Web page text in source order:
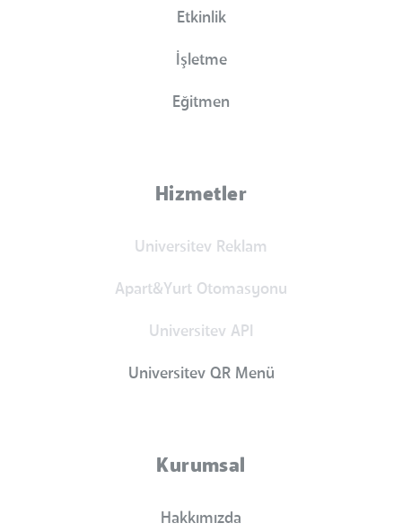
Etkinlik
İşletme
Eğitmen
Hizmetler
Universitev Reklam
Apart&Yurt Otomasyonu
Universitev API
Universitev QR Menü
Kurumsal
Hakkımızda